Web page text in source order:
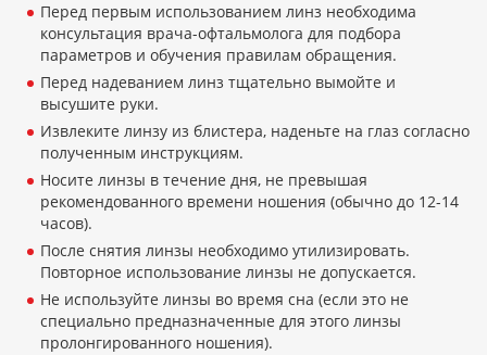
Перед первым использованием линз необходима
консультация врача-офтальмолога для подбора
параметров и обучения правилам обращения.
Перед надеванием линз тщательно вымойте и
высушите руки.
Извлеките линзу из блистера, наденьте на глаз согласно
полученным инструкциям.
Носите линзы в течение дня, не превышая
рекомендованного времени ношения (обычно до 12-14
часов).
После снятия линзы необходимо утилизировать.
Повторное использование линзы не допускается.
Не используйте линзы во время сна (если это не
специально предназначенные для этого линзы
пролонгированного ношения).